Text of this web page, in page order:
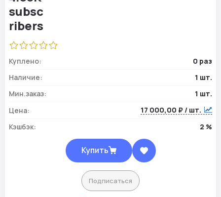
Куплено:
0 раз
Наличие:
1 шт.
Мин.заказ:
1 шт.
Цена:
17 000,00 ₽ / шт.
Кэшбэк:
2 %
Купить
Подписаться